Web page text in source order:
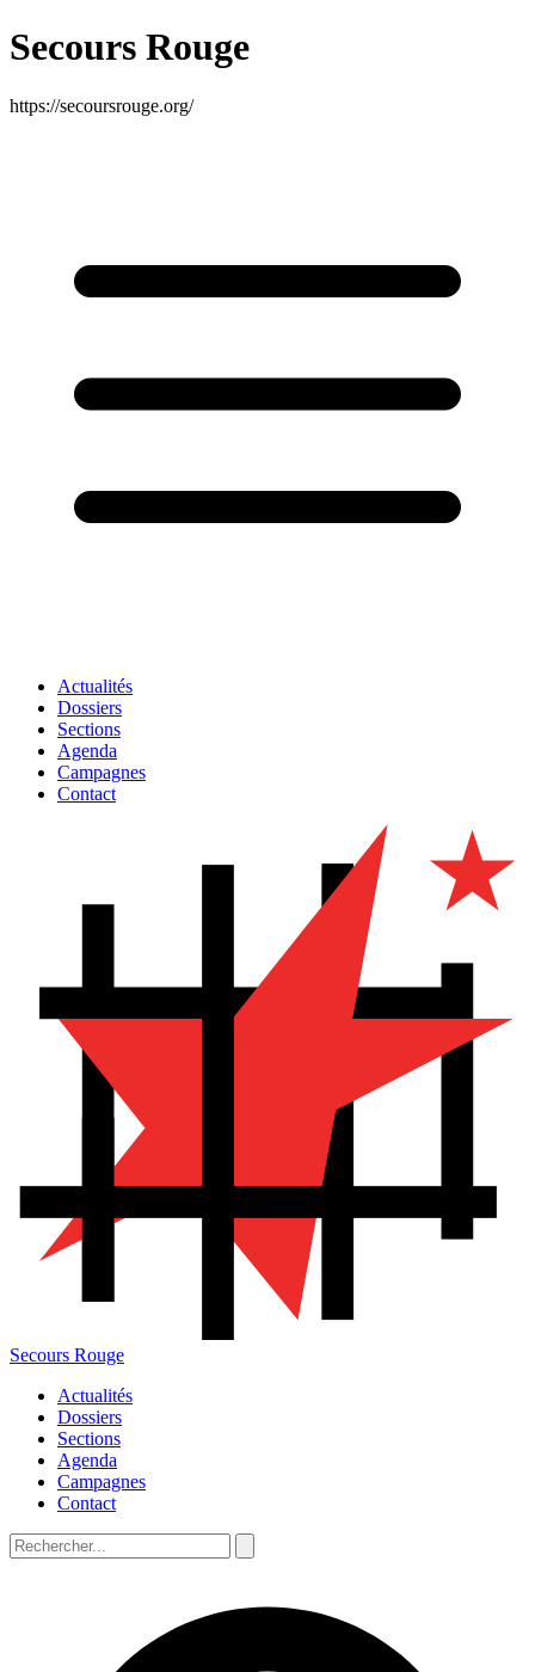
Secours Rouge
https://secoursrouge.org/
Actualités
Dossiers
Sections
Agenda
Campagnes
Contact
Secours Rouge
Actualités
Dossiers
Sections
Agenda
Campagnes
Contact